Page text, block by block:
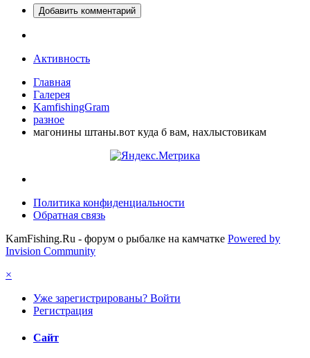
Добавить комментарий
Активность
Главная
Галерея
KamfishingGram
разное
магонины штаны.вот куда б вам, нахлыстовикам
Политика конфиденциальности
Обратная связь
KamFishing.Ru - форум о рыбалке на камчатке Powered by
Invision Community
×
Уже зарегистрированы? Войти
Регистрация
Сайт